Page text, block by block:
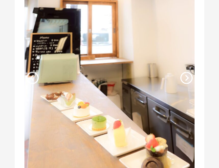
2026年補助金あり｜二重窓リフォーム
住まいの『困った』ご相談
一戸建てリノベーション
マンションリノベーション
ホームインスペクション
不動産取引
ニュース